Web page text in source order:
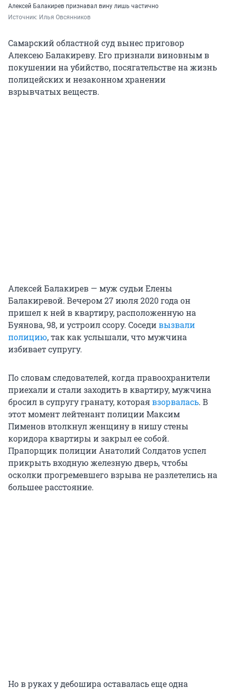
Алексей Балакирев признавал вину лишь частично
Источник: Илья Овсянников
Самарский областной суд вынес приговор
Алексею Балакиреву. Его признали виновным в
покушении на убийство, посягательстве на жизнь
полицейских и незаконном хранении
взрывчатых веществ.
Алексей Балакирев — муж судьи Елены
Балакиревой. Вечером 27 июля 2020 года он
пришел к ней в квартиру, расположенную на
Буянова, 98, и устроил ссору. Соседивызвали
полицию, так как услышали, что мужчина
избивает супругу.
По словам следователей, когда правоохранители
приехали и стали заходить в квартиру, мужчина
бросил в супругу гранату, котораявзорвалась. В
этот момент лейтенант полиции Максим
Пименов втолкнул женщину в нишу стены
коридора квартиры и закрыл ее собой.
Прапорщик полиции Анатолий Солдатов успел
прикрыть входную железную дверь, чтобы
осколки прогремевшего взрыва не разлетелись на
большее расстояние.
Но в руках у дебошира оставалась еще одна